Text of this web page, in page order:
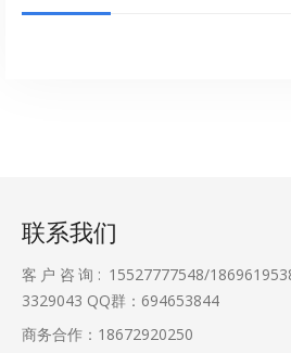
联系我们
客户咨询: 15527777548/
3329043 QQ群：694653844
商务合作：18672920250